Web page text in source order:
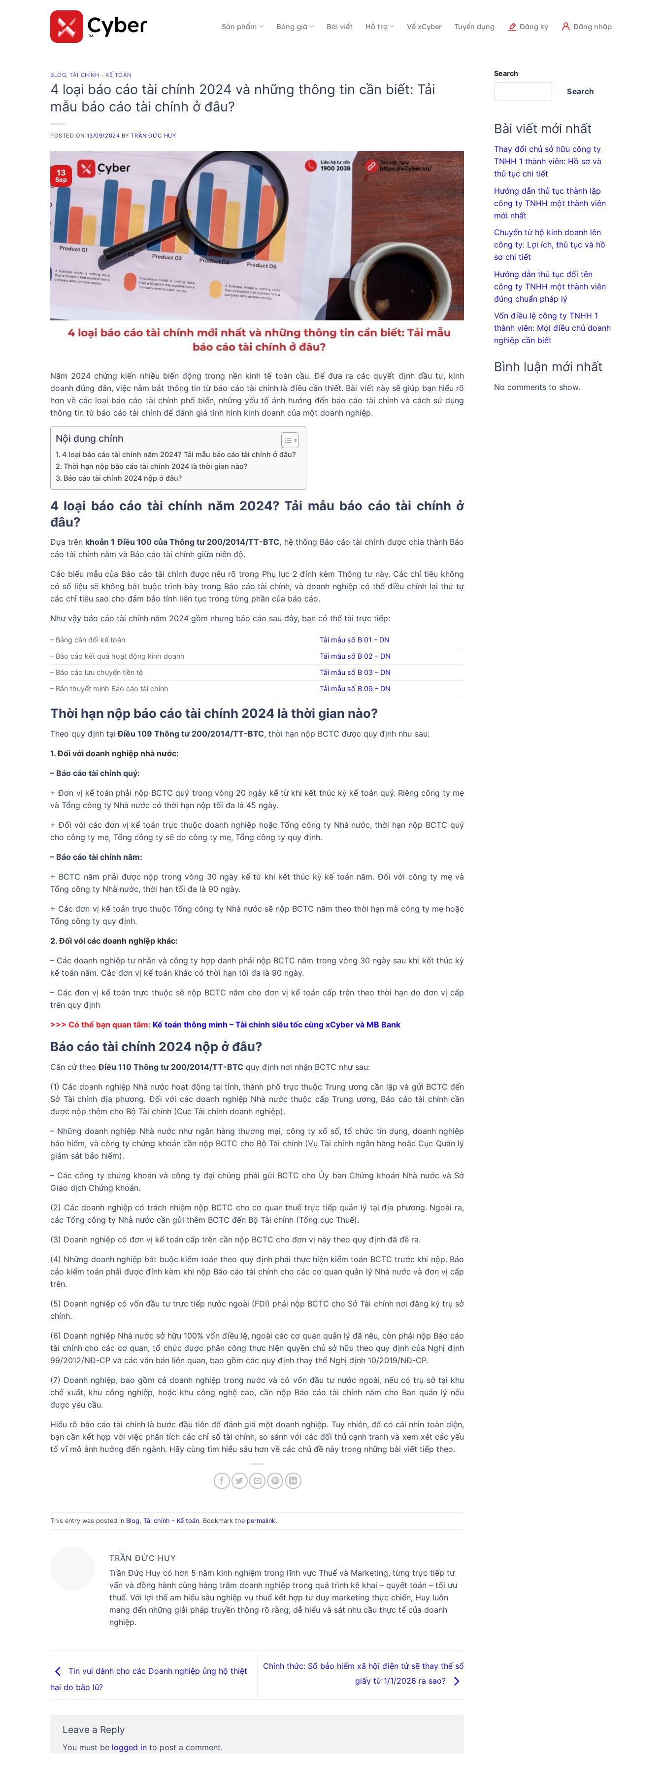
Sản phẩm Bảng giá Bài viết Hỗ trợ Về xCyber Tuyển dụng Đăng ký Đăng nhập
BLOG,TÀI CHÍNH - KẾ TOÁN
4 loại báo cáo tài chính 2024 và những thông tin cần biết: Tải
mẫu báo cáo tài chính ở đâu?
POSTED ON 13/09/2024 BYTRẦN ĐỨC HUY
13
Sep
Năm 2024 chứng kiến nhiều biến động trong nền kinh tế toàn cầu. Để đưa ra các quyết định đầu tư, kinh
doanh đúng đắn, việc nắm bắt thông tin từ báo cáo tài chính là điều cần thiết. Bài viết này sẽ giúp bạn hiểu rõ
hơn về các loại báo cáo tài chính phổ biến, những yếu tố ảnh hưởng đến báo cáo tài chính và cách sử dụng
thông tin từ báo cáo tài chính để đánh giá tình hình kinh doanh của một doanh nghiệp.
Nội dung chính
4 loại báo cáo tài chính năm 2024? Tải mẫu báo cáo tài chính ở đâu?
Thời hạn nộp báo cáo tài chính 2024 là thời gian nào?
Báo cáo tài chính 2024 nộp ở đâu?
4 loại báo cáo tài chính năm 2024? Tải mẫu báo cáo tài chính ở
đâu?
Dựa trên khoản 1 Điều 100 của Thông tư 200/2014/TT-BTC, hệ thống Báo cáo tài chính được chia thành Báo
cáo tài chính năm và Báo cáo tài chính giữa niên độ.
Các biểu mẫu của Báo cáo tài chính được nêu rõ trong Phụ lục 2 đính kèm Thông tư này. Các chỉ tiêu không
có số liệu sẽ không bắt buộc trình bày trong Báo cáo tài chính, và doanh nghiệp có thể điều chỉnh lại thứ tự
các chỉ tiêu sao cho đảm bảo tính liên tục trong từng phần của báo cáo.
Như vậy báo cáo tài chính năm 2024 gồm nhưng báo cáo sau đây, bạn có thể tải trực tiếp:
– Bảng cân đối kế toán
Tải mẫu số B 01 – DN
– Báo cáo kết quả hoạt động kinh doanh
Tải mẫu số B 02 – DN
– Báo cáo lưu chuyển tiền tệ
Tải mẫu số B 03 – DN
– Bản thuyết minh Báo cáo tài chính
Tải mẫu số B 09 – DN
Thời hạn nộp báo cáo tài chính 2024 là thời gian nào?
Theo quy định tại Điều 109 Thông tư 200/2014/TT-BTC, thời hạn nộp BCTC được quy định như sau:
1. Đối với doanh nghiệp nhà nước:
– Báo cáo tài chính quý:
+ Đơn vị kế toán phải nộp BCTC quý trong vòng 20 ngày kể từ khi kết thúc kỳ kế toán quý. Riêng công ty mẹ
và Tổng công ty Nhà nước có thời hạn nộp tối đa là 45 ngày.
+ Đối với các đơn vị kế toán trực thuộc doanh nghiệp hoặc Tổng công ty Nhà nước, thời hạn nộp BCTC quý
cho công ty mẹ, Tổng công ty sẽ do công ty mẹ, Tổng công ty quy định.
– Báo cáo tài chính năm:
+ BCTC năm phải được nộp trong vòng 30 ngày kể từ khi kết thúc kỳ kế toán năm. Đối với công ty mẹ và
Tổng công ty Nhà nước, thời hạn tối đa là 90 ngày.
+ Các đơn vị kế toán trực thuộc Tổng công ty Nhà nước sẽ nộp BCTC năm theo thời hạn mà công ty mẹ hoặc
Tổng công ty quy định.
2. Đối với các doanh nghiệp khác:
– Các doanh nghiệp tư nhân và công ty hợp danh phải nộp BCTC năm trong vòng 30 ngày sau khi kết thúc kỳ
kế toán năm. Các đơn vị kế toán khác có thời hạn tối đa là 90 ngày.
– Các đơn vị kế toán trực thuộc sẽ nộp BCTC năm cho đơn vị kế toán cấp trên theo thời hạn do đơn vị cấp
trên quy định
>>> Có thể bạn quan tâm: Kế toán thông minh – Tài chính siêu tốc cùng xCyber và MB Bank
Báo cáo tài chính 2024 nộp ở đâu?
Căn cứ theoĐiều 110 Thông tư 200/2014/TT-BTC quy định nơi nhận BCTC như sau:
(1) Các doanh nghiệp Nhà nước hoạt động tại tỉnh, thành phố trực thuộc Trung ương cần lập và gửi BCTC đến
Sở Tài chính địa phương. Đối với các doanh nghiệp Nhà nước thuộc cấp Trung ương, Báo cáo tài chính cần
được nộp thêm cho Bộ Tài chính (Cục Tài chính doanh nghiệp).
– Những doanh nghiệp Nhà nước như ngân hàng thương mại, công ty xổ số, tổ chức tín dụng, doanh nghiệp
bảo hiểm, và công ty chứng khoán cần nộp BCTC cho Bộ Tài chính (Vụ Tài chính ngân hàng hoặc Cục Quản lý
giám sát bảo hiểm).
– Các công ty chứng khoán và công ty đại chúng phải gửi BCTC cho Ủy ban Chứng khoán Nhà nước và Sở
Giao dịch Chứng khoán.
(2) Các doanh nghiệp có trách nhiệm nộp BCTC cho cơ quan thuế trực tiếp quản lý tại địa phương. Ngoài ra,
các Tổng công ty Nhà nước cần gửi thêm BCTC đến Bộ Tài chính (Tổng cục Thuế).
(3) Doanh nghiệp có đơn vị kế toán cấp trên cần nộp BCTC cho đơn vị này theo quy định đã đề ra.
(4) Những doanh nghiệp bắt buộc kiểm toán theo quy định phải thực hiện kiểm toán BCTC trước khi nộp. Báo
cáo kiểm toán phải được đính kèm khi nộp Báo cáo tài chính cho các cơ quan quản lý Nhà nước và đơn vị cấp
trên.
(5) Doanh nghiệp có vốn đầu tư trực tiếp nước ngoài (FDI) phải nộp BCTC cho Sở Tài chính nơi đăng ký trụ sở
chính.
(6) Doanh nghiệp Nhà nước sở hữu 100% vốn điều lệ, ngoài các cơ quan quản lý đã nêu, còn phải nộp Báo cáo
tài chính cho các cơ quan, tổ chức được phân công thực hiện quyền chủ sở hữu theo quy định của Nghị định
99/2012/NĐ-CP và các văn bản liên quan, bao gồm các quy định thay thế Nghị định 10/2019/NĐ-CP.
(7) Doanh nghiệp, bao gồm cả doanh nghiệp trong nước và có vốn đầu tư nước ngoài, nếu có trụ sở tại khu
chế xuất, khu công nghiệp, hoặc khu công nghệ cao, cần nộp Báo cáo tài chính năm cho Ban quản lý nếu
được yêu cầu.
Hiểu rõ báo cáo tài chính là bước đầu tiên để đánh giá một doanh nghiệp. Tuy nhiên, để có cái nhìn toàn diện,
bạn cần kết hợp với việc phân tích các chỉ số tài chính, so sánh với các đối thủ cạnh tranh và xem xét các yếu
tố vĩ mô ảnh hưởng đến ngành. Hãy cùng tìm hiểu sâu hơn về các chủ đề này trong những bài viết tiếp theo.
This entry was posted in Blog, Tài chính - Kế toán. Bookmark the permalink.
TRẦN ĐỨC HUY
Trần Đức Huy có hơn 5 năm kinh nghiệm trong lĩnh vực Thuế và Marketing, từng trực tiếp tư
vấn và đồng hành cùng hàng trăm doanh nghiệp trong quá trình kê khai – quyết toán – tối ưu
thuế. Với lợi thế am hiểu sâu nghiệp vụ thuế kết hợp tư duy marketing thực chiến, Huy luôn
mang đến những giải pháp truyền thông rõ ràng, dễ hiểu và sát nhu cầu thực tế của doanh
nghiệp.
Tin vui dành cho các Doanh nghiệp ủng hộ thiệt
hại do bão lũ?
Chính thức: Sổ bảo hiểm xã hội điện tử sẽ thay thế sổ
giấy từ 1/1/2026 ra sao?
Leave a Reply
You must be logged in to post a comment.
Search
Search
Bài viết mới nhất
Thay đổi chủ sở hữu công ty
TNHH 1 thành viên: Hồ sơ và
thủ tục chi tiết
Hướng dẫn thủ tục thành lập
công ty TNHH một thành viên
mới nhất
Chuyển từ hộ kinh doanh lên
công ty: Lợi ích, thủ tục và hồ
sơ chi tiết
Hướng dẫn thủ tục đổi tên
công ty TNHH một thành viên
đúng chuẩn pháp lý
Vốn điều lệ công ty TNHH 1
thành viên: Mọi điều chủ doanh
nghiệp cần biết
Bình luận mới nhất
No comments to show.